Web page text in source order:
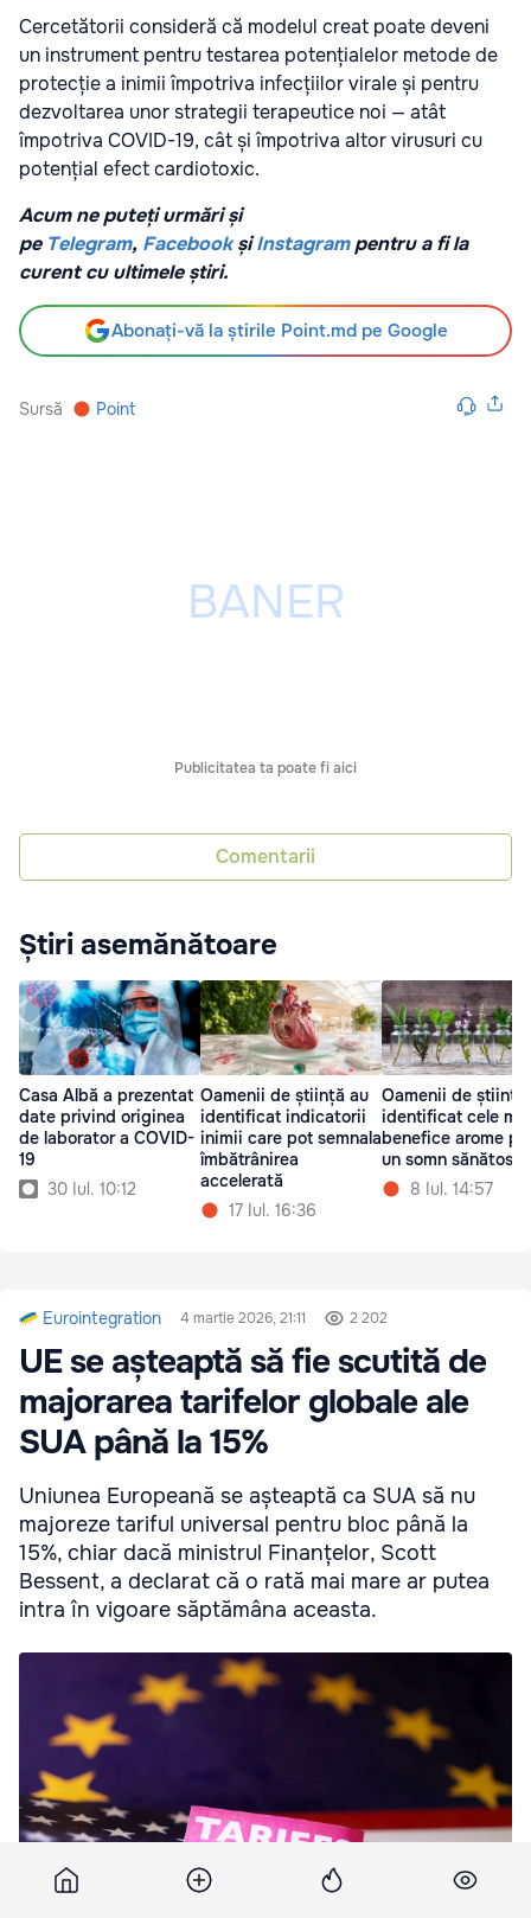
Cercetătorii consideră că modelul creat poate deveni
un instrument pentru testarea potențialelor metode de
protecție a inimii împotriva infecțiilor virale și pentru
dezvoltarea unor strategii terapeutice noi — atât
împotriva COVID-19, cât și împotriva altor virusuri cu
potențial efect cardiotoxic.
Acum ne puteți urmări și
pe Telegram, Facebook șiInstagrampentru a fi la
curent cu ultimele știri.
Abonați-vă la știrile Point.md pe Google
Sursă Point
Publicitatea ta poate fi aici
Comentarii
Știri asemănătoare
Casa Albă a prezentat
date privind originea
de laborator a COVID-
19
30 Iul. 10:12
Oamenii de știință au
identificat indicatorii
inimii care pot semnala
îmbătrânirea
accelerată
17 Iul. 16:36
Oamenii de știință
identificat cele mai
benefice arome
un somn sănătos
8 Iul. 14:57
Eurointegration 4 martie 2026, 21:11 2 202
UE se așteaptă să fie scutită de
majorarea tarifelor globale ale
SUA până la 15%
Uniunea Europeană se așteaptă ca SUA să nu
majoreze tariful universal pentru bloc până la
15%, chiar dacă ministrul Finanțelor, Scott
Bessent, a declarat că o rată mai mare ar putea
intra în vigoare săptămâna aceasta.